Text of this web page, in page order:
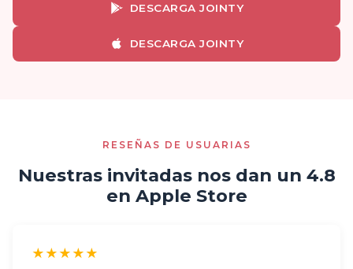
DESCARGA JOINTY
DESCARGA JOINTY
RESEÑAS DE USUARIAS
Nuestras invitadas nos dan un 4.8
en Apple Store
★★★★★